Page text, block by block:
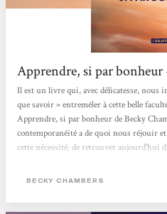
Apprendre, si par
Il est un livre qui, avec délicatesse, nous
que savoir » entremêler à cette belle
Apprendre, si par bonheur de Becky
contemporanéité a de quoi nous réjouir
cette nécessité, de retrouver aujourd'hui
spatiale faisant partie « d'un vaste
BECKY CHAMBERS